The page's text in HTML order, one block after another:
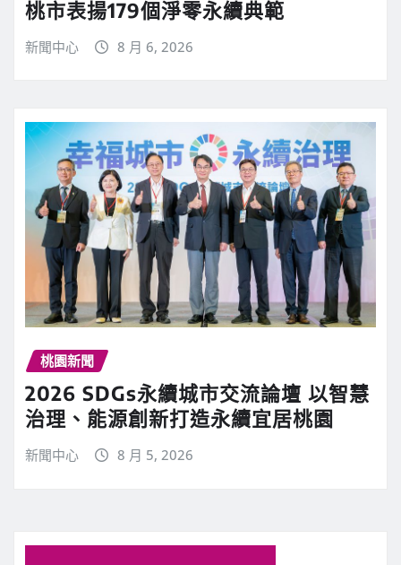
桃市表揚179個淨零永續典範
新聞中心 8 月 6, 2026
桃園新聞
2026 SDGs永續城市交流論壇 以智慧
治理、能源創新打造永續宜居桃園
新聞中心 8 月 5, 2026